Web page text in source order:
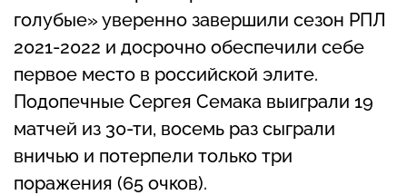
голубые» уверенно завершили сезон РПЛ
2021-2022 и досрочно обеспечили себе
первое место в российской элите.
Подопечные Сергея Семака выиграли 19
матчей из 30-ти, восемь раз сыграли
вничью и потерпели только три
поражения (65 очков).